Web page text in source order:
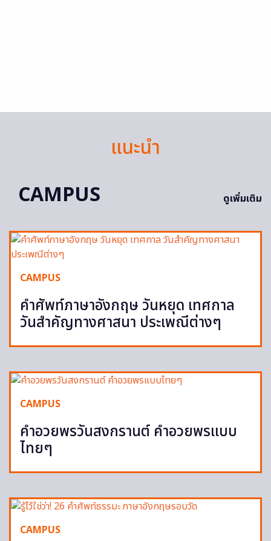
แนะนำ
CAMPUS
ดูเพิ่มเติม
CAMPUS
คำศัพท์ภาษาอังกฤษ วันหยุด เทศกาล
วันสำคัญทางศาสนา ประเพณีต่างๆ
CAMPUS
คำอวยพรวันสงกรานต์ คำอวยพรแบบ
ไทยๆ
CAMPUS